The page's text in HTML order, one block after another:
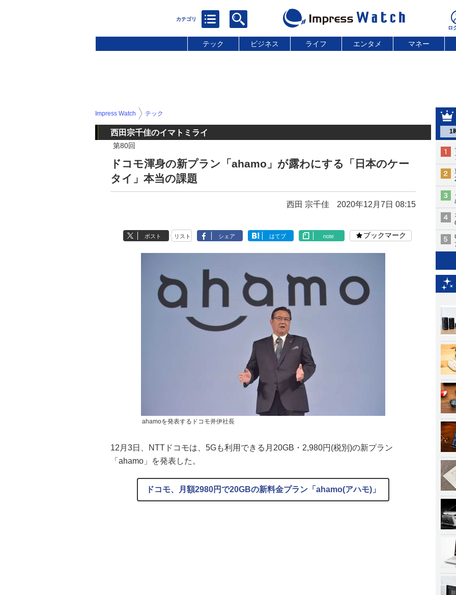
テック ビジネス ライフ エンタメ マネー
1
Impress Watch テック
西田宗千佳のイマトミライ
第80回
ドコモ渾身の新プラン「ahamo」が露わにする「日本のケー
タイ」本当の課題
西田 宗千佳 2020年12月7日 08:15
ポスト リスト シェア はてブ note ブックマーク
ahamoを発表するドコモ井伊社長
12月3日、NTTドコモは、5Gも利用できる月20GB・2,980円(税別)の新プラン
「ahamo」を発表した。
ドコモ、月額2980円で20GBの新料金プラン「ahamo(アハモ)」